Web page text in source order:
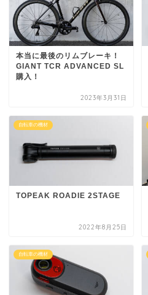
本当に最後のリムブレーキ！
GIANT TCR ADVANCED SL
購入！
2023年3月31日
自転車の機材
TOPEAK ROADIE 2STAGE
2022年8月25日
自転車の機材